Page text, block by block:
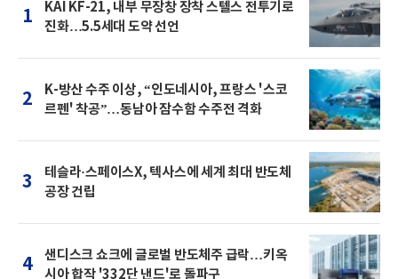
1
KAI KF-21, 내부 무장창 장착 스텔스 전투기로
진화…5.5세대 도약 선언
2
K-방산 수주 이상, “인도네시아, 프랑스 '스코
르펜' 착공”…동남아 잠수함 수주전 격화
3
테슬라·스페이스X, 텍사스에 세계 최대 반도체
공장 건립
4
샌디스크 쇼크에 글로벌 반도체주 급락…키옥
시아 합작 '332단 낸드'로 돌파구